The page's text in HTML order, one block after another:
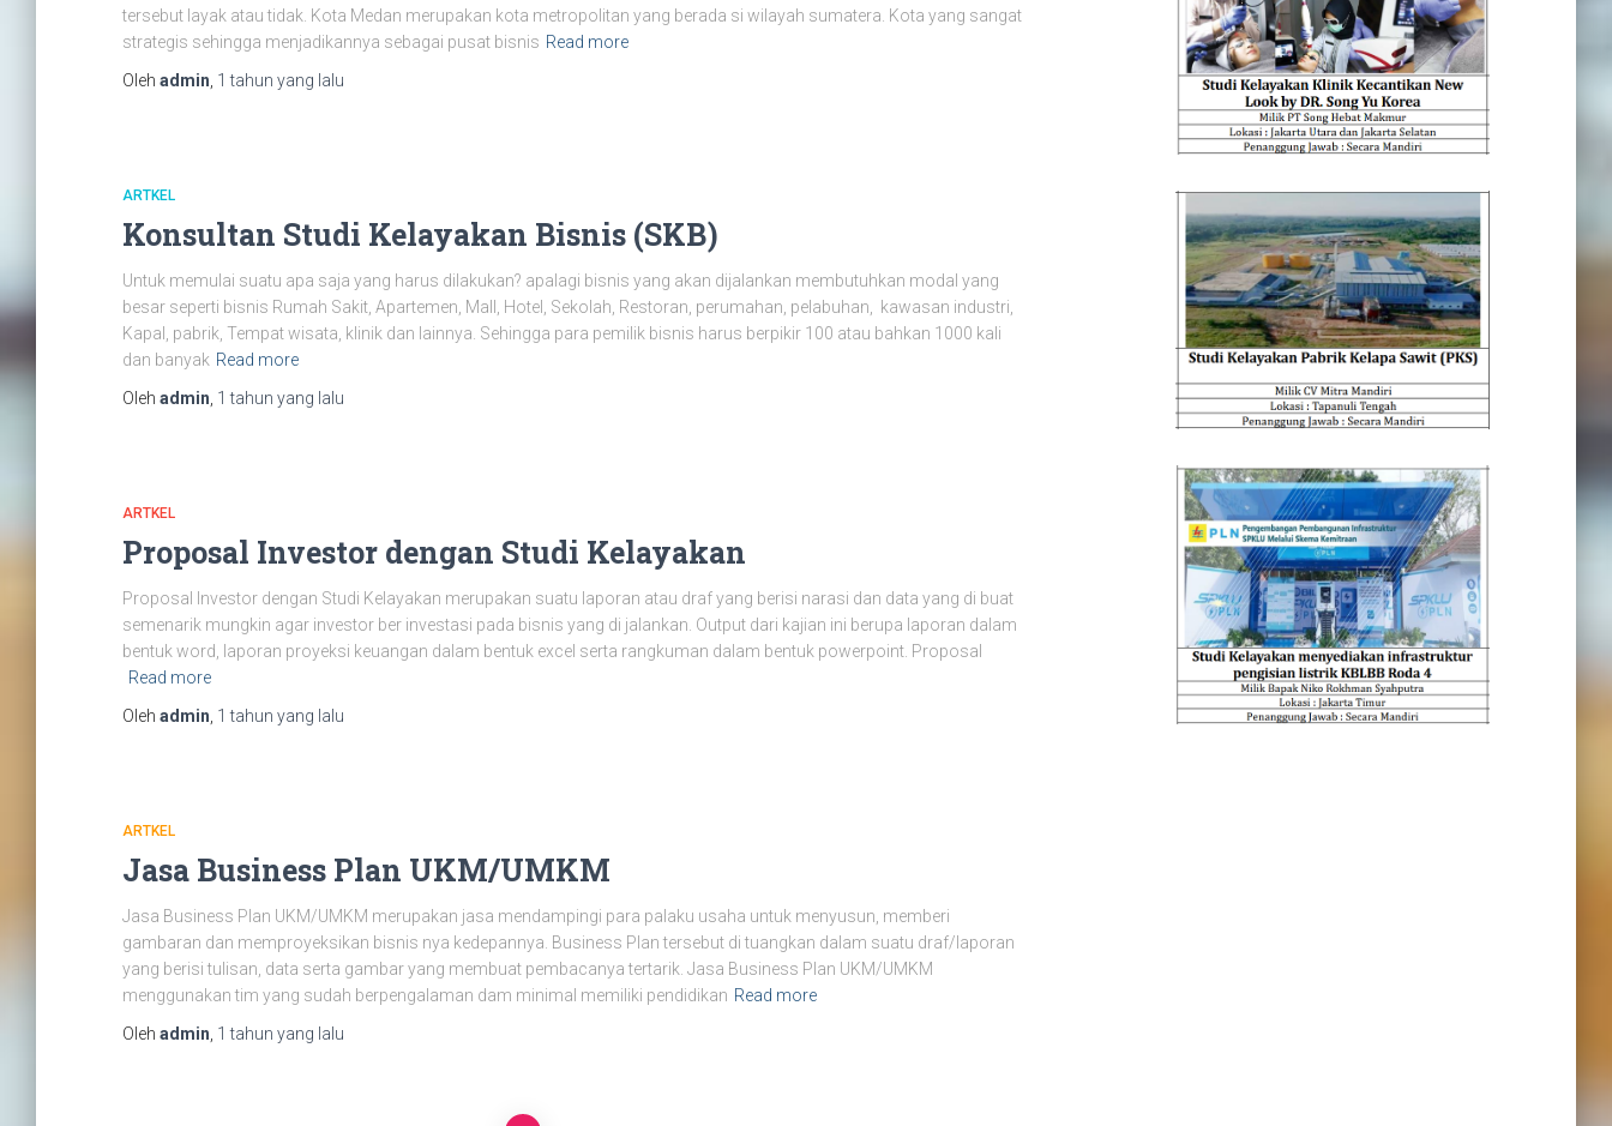
tersebut layak atau tidak. Kota Medan merupakan kota metropolitan yang berada si wilayah sumatera. Kota yang sangat
strategis sehingga menjadikannya sebagai pusat bisnis Read more
Oleh admin 1 tahun yang lalu
ARTKEL
Konsultan Studi Kelayakan Bisnis (SKB)
Untuk memulai suatu apa saja yang harus dilakukan? apalagi bisnis yang akan dijalankan membutuhkan modal yang
besar seperti bisnis Rumah Sakit, Apartemen, Mall, Hotel, Sekolah, Restoran, perumahan, pelabuhan, kawasan industri,
Kapal, pabrik, Tempat wisata, klinik dan lainnya. Sehingga para pemilik bisnis harus berpikir 100 atau bahkan 1000 kali
dan banyak Read more
Oleh admin 1 tahun yang lalu
ARTKEL
Proposal Investor dengan Studi Kelayakan
Proposal Investor dengan Studi Kelayakan merupakan suatu laporan atau draf yang berisi narasi dan data yang di buat
semenarik mungkin agar investor ber investasi pada bisnis yang di jalankan. Output dari kajian ini berupa laporan dalam
bentuk word, laporan proyeksi keuangan dalam bentuk excel serta rangkuman dalam bentuk powerpoint. Proposal
Read more
Oleh admin 1 tahun yang lalu
ARTKEL
Jasa Business Plan UKM/UMKM
Jasa Business Plan UKM/UMKM merupakan jasa mendampingi para palaku usaha untuk menyusun, memberi
gambaran dan memproyeksikan bisnis nya kedepannya. Business Plan tersebut di tuangkan dalam suatu draf/laporan
yang berisi tulisan, data serta gambar yang membuat pembacanya tertarik. Jasa Business Plan UKM/UMKM
menggunakan tim yang sudah berpengalaman dam minimal memiliki pendidikan Read more
Oleh admin 1 tahun yang lalu